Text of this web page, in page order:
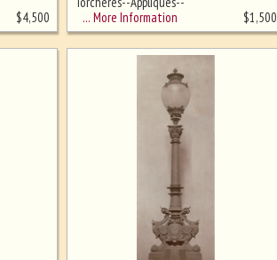
$4,500
Lampadaires
… More Information $1,500